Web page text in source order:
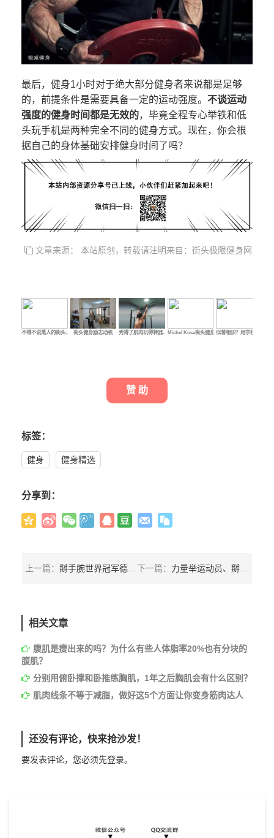
最后，健身1小时对于绝大部分健身者来说都是足够
的，前提条件是需要具备一定的运动强度。 不谈运动
强度的健身时间都是无效的，毕竟全程专心举铁和低
头玩手机是两种完全不同的健身方式。现在，你会根
据自己的身体基础安排健身时间了吗？
文章来源： 本站原创，转载请注明来自：街头极限健身网
不得不说黑人的街头… 街头健身励志动机 秀得了肌肉玩得转器…Michel Kosa街头健身…似曾相识？用学校里…
赞 助
标签：
健身 健身精选
分享到：
上一篇： 掰手腕世界冠军德文挑战硬拉200kg，握杆方式真的太任性！ 下一篇： 力量举运动员、掰手腕运动员和攀岩运动员，谁的握力更大？
相关文章
腹肌是瘦出来的吗？为什么有些人体脂率20%也有分块的
腹肌？
分别用俯卧撑和卧推练胸肌，1年之后胸肌会有什么区别？
肌肉线条不等于减脂，做好这5个方面让你变身筋肉达人
还没有评论，快来抢沙发！
要发表评论，您必须先登录。